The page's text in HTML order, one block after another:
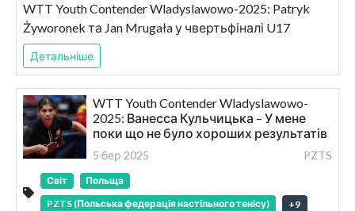
WTT Youth Contender Wladyslawowo-2025: Patryk
Żyworonek та Jan Mrugała у чвертьфіналі U17
Детальніше
WTT Youth Contender Wladyslawowo-
2025: Ванесса Кульчицька – У мене
поки що не було хороших результатів
5 бер 2025 PZTS
Світ
Польща
PZTS (Польська федерація настільного тенісу)
+9